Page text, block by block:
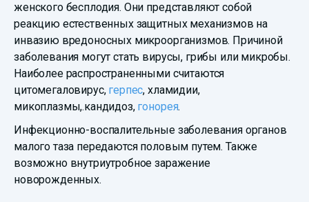
женского бесплодия. Они представляют собой
реакцию естественных защитных механизмов на
инвазию вредоносных микроорганизмов. Причиной
заболевания могут стать вирусы, грибы или микробы.
Наиболее распространенными считаются
цитомегаловирус, герпес, хламидии,
микоплазмы,.кандидоз, гонорея.
Инфекционно-воспалительные заболевания органов
малого таза передаются половым путем. Также
возможно внутриутробное заражение
новорожденных.